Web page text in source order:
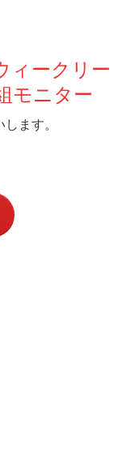
ィークリー
モニター
ます。